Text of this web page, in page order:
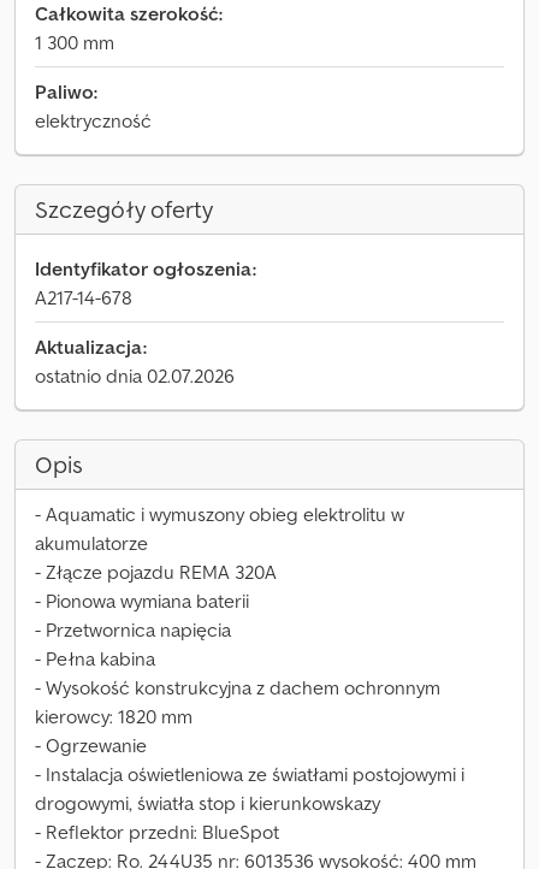
Całkowita szerokość:
1 300 mm
Paliwo:
elektryczność
Szczegóły oferty
Identyfikator ogłoszenia:
A217-14-678
Aktualizacja:
ostatnio dnia 02.07.2026
Opis
- Aquamatic i wymuszony obieg elektrolitu w
akumulatorze
- Złącze pojazdu REMA 320A
- Pionowa wymiana baterii
- Przetwornica napięcia
- Pełna kabina
- Wysokość konstrukcyjna z dachem ochronnym
kierowcy: 1820 mm
- Ogrzewanie
- Instalacja oświetleniowa ze światłami postojowymi i
drogowymi, światła stop i kierunkowskazy
- Reflektor przedni: BlueSpot
- Zaczep: Ro. 244U35 nr: 6013536 wysokość: 400 mm